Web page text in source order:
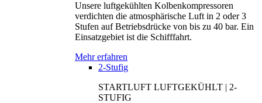
Unsere luftgekühlten Kolbenkompressoren
verdichten die atmosphärische Luft in 2 oder 3
Stufen auf Betriebsdrücke von bis zu 40 bar. Ein
Einsatzgebiet ist die Schifffahrt.
Mehr erfahren
2-Stufig
STARTLUFT LUFTGEKÜHLT | 2-
STUFIG